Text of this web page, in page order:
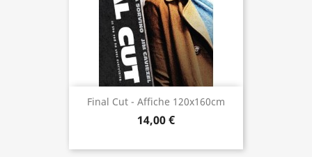
Final Cut - Affiche 120x160cm
14,00 €